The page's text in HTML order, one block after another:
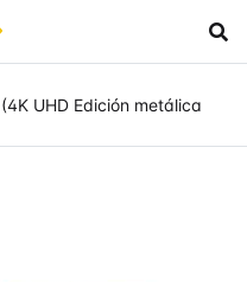
UHD Edición metálica